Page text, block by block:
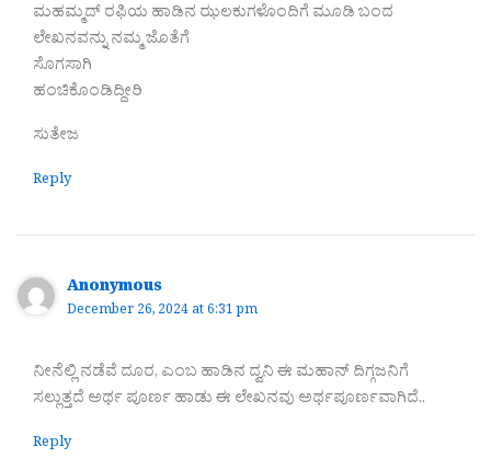
ಮಹಮ್ಮದ್ ರಫಿಯ ಹಾಡಿನ ಝಲಕುಗಳೊಂದಿಗೆ ಮೂಡಿ ಬಂದ
ಲೇಖನವನ್ನು ನಮ್ಮ ಜೊತೆಗೆ
ಸೊಗಸಾಗಿ
ಹಂಚಿಕೊಂಡಿದ್ದೀರಿ
ಸುತೇಜ
Reply
Anonymous
December 26, 2024 at 6:31 pm
ನೀನೆಲ್ಲಿ ನಡೆವೆ ದೂರ, ಎಂಬ ಹಾಡಿನ ದ್ವನಿ ಈ ಮಹಾನ್ ದಿಗ್ಗಜನಿಗೆ
ಸಲ್ಲುತ್ತದೆ ಅರ್ಥ ಪೂರ್ಣ ಹಾಡು ಈ ಲೇಖನವು ಅರ್ಥಪೂರ್ಣವಾಗಿದೆ..
Reply